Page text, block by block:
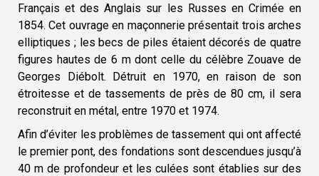
Français et des Anglais sur les Russes en Crimée en
1854. Cet ouvrage en maçonnerie présentait trois arches
elliptiques ; les becs de piles étaient décorés de quatre
figures hautes de 6 m dont celle du célèbre Zouave de
Georges Diébolt. Détruit en 1970, en raison de son
étroitesse et de tassements de près de 80 cm, il sera
reconstruit en métal, entre 1970 et 1974.
Afin d’éviter les problèmes de tassement qui ont affecté
le premier pont, des fondations sont descendues jusqu’à
40 m de profondeur et les culées sont établies sur des